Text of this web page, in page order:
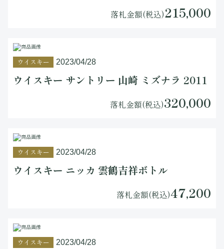
落札金額(税込)215,000
ウイスキー 2023/04/28
ウイスキー サントリー 山崎 ミズナラ 2011
落札金額(税込)320,000
ウイスキー 2023/04/28
ウイスキー ニッカ 雲鶴吉祥ボトル
落札金額(税込)47,200
ウイスキー 2023/04/28